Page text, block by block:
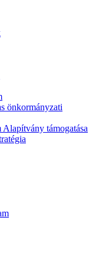
önkormányzati
támogatása